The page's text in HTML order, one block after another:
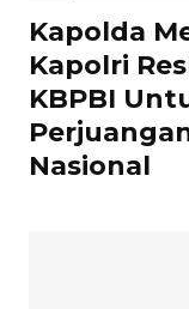
Kapolda
Kapolri
KBPBI
Nasional